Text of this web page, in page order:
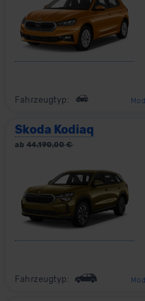
Fahrzeugtyp:
Skoda Kodiaq
ab 44.190,00€
Fahrzeugtyp: